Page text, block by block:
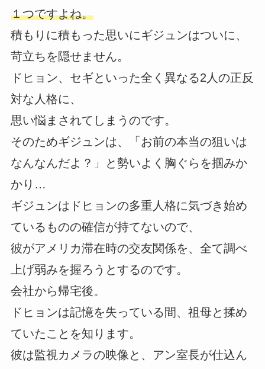
１つですよね。
積もりに積もった思いにギジュンはついに、
苛立ちを隠せません。
ドヒョン、セギといった全く異なる2人の正反
対な人格に、
思い悩まされてしまうのです。
そのためギジュンは、「お前の本当の狙いは
なんなんだよ？」と勢いよく胸ぐらを掴みか
かり…
ギジュンはドヒョンの多重人格に気づき始め
ているものの確信が持てないので、
彼がアメリカ滞在時の交友関係を、全て調べ
上げ弱みを握ろうとするのです。
会社から帰宅後。
ドヒョンは記憶を失っている間、祖母と揉め
ていたことを知ります。
彼は監視カメラの映像と、アン室長が仕込ん